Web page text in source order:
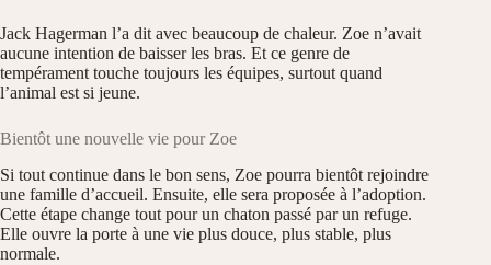
Jack Hagerman l’a dit avec beaucoup de chaleur. Zoe n’avait
aucune intention de baisser les bras. Et ce genre de
tempérament touche toujours les équipes, surtout quand
l’animal est si jeune.
Bientôt une nouvelle vie pour Zoe
Si tout continue dans le bon sens, Zoe pourra bientôt rejoindre
une famille d’accueil. Ensuite, elle sera proposée à l’adoption.
Cette étape change tout pour un chaton passé par un refuge.
Elle ouvre la porte à une vie plus douce, plus stable, plus
normale.